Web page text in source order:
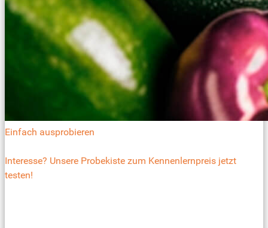
Einfach ausprobieren
Interesse? Unsere Probekiste zum Kennenlernpreis jetzt
testen!